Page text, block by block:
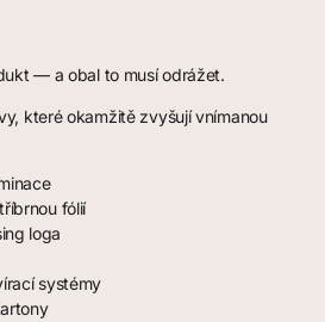
— a obal to musí odrážet.
které okamžitě zvyšují vnímanou
fólií
loga
systémy